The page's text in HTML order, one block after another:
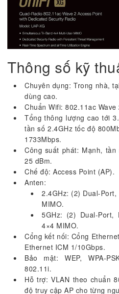
Thông số kỹ
Chuyên dụng: Trong nhà,
dùng cao.
Chuẩn Wifi: 802.11ac Wave
Tổng thông lượng cao tới
tần số 2.4GHz tốc độ
1733Mbps.
Công suất phát: Mạnh,
25 dBm.
Chế độ: Access Point (AP).
Anten:
2.4GHz: (2) Dual-
MIMO.
5GHz: (2) Dual-Port,
4×4 MIMO.
Cổng kết nối: Cổng
Ethernet ICM 1/10Gbps.
Bảo mật: WEP, WPA-
802.11i.
Hỗ trợ: VLAN theo chuẩn
độ truy cập AP cho từng